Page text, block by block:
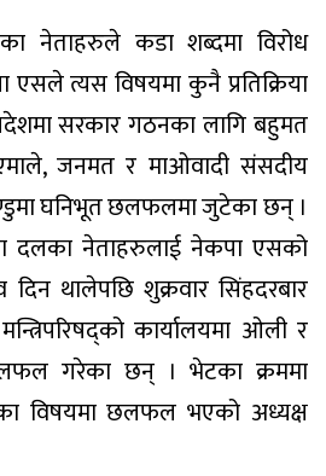
नेताहरुले कडा शब्दमा विरोध
त्यस विषयमा कुनै प्रतिक्रिया
सरकार गठनका लागि बहुमत
जनमत र माओवादी संसदीय
घनिभूत छलफलमा जुटेका छन् ।
नेताहरुलाई नेकपा एसको
दिन थालेपछि शुक्रवार सिंहदरबार
कार्यालयमा ओली र
गरेका छन् । भेटका क्रममा
विषयमा छलफल भएको अध्यक्ष